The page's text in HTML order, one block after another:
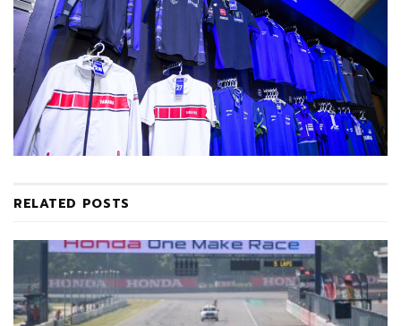
RELATED POSTS